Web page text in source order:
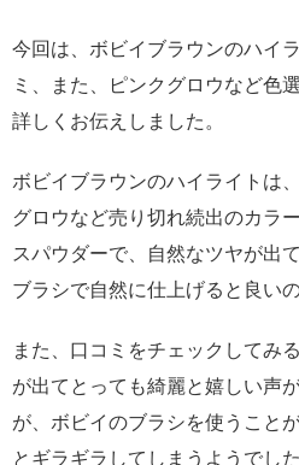
今回は、ボビイブラウンのハイ
ミ、また、ピンクグロウなど色
詳しくお伝えしました。
ボビイブラウンのハイライトは
グロウなど売り切れ続出のカラ
スパウダーで、自然なツヤが出
ブラシで自然に仕上げると良いの
また、口コミをチェックしてみ
が出てとっても綺麗と嬉しい声
が、ボビイのブラシを使うこと
とギラギラしてしまうようでした